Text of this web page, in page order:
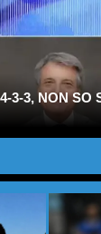
3-3, NON SO